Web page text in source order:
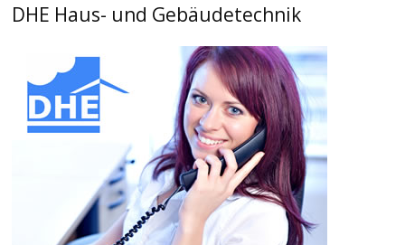
DHE Haus- und Gebäudetechnik